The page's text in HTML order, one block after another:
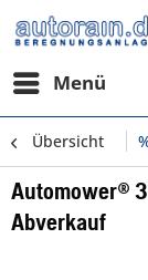
Menü
Übersicht
Automower®
Abverkauf